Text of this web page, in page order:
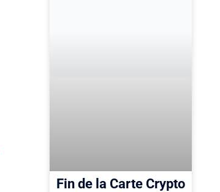
Fin de la Carte Crypto